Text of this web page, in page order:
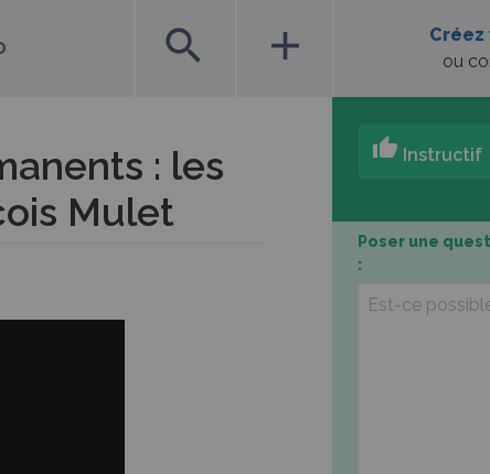
search add
ou
: les
Mulet
thumb_up Instructif
Poser une
: